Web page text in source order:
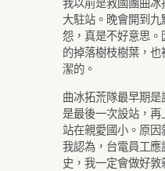
大駐站。晚會開到
怨，真是不好意思
的掉落樹枝樹葉，
潔的。
曲冰拓荒隊最早期
是最後一次設站，
站在親愛國小。原
我認為，台電員工
史，我一定會做好敦